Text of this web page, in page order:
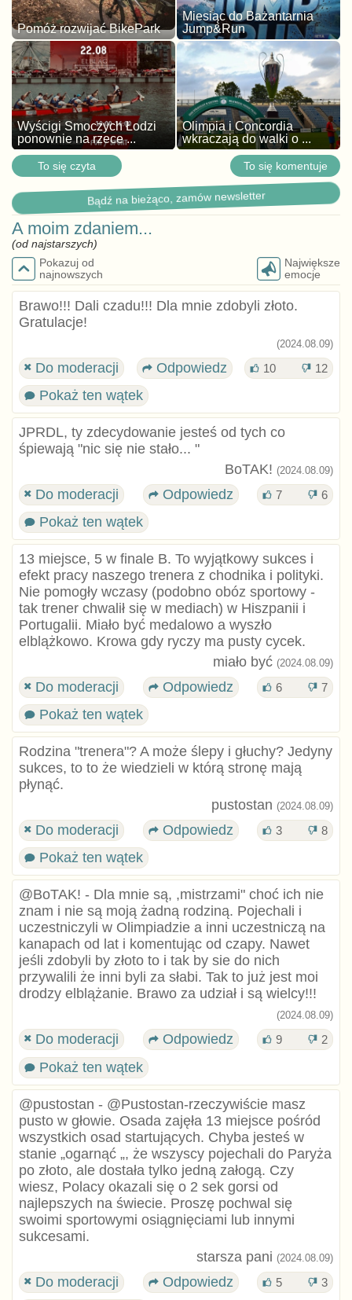
Pomóż rozwijać BikePark
Miesiąc do Bażantarnia
Jump&Run
Wyścigi Smoczych Łodzi
ponownie na rzece ...
Olimpia i Concordia
wkraczają do walki o ...
To się czyta To się komentuje
Bądź na bieżąco, zamów newsletter
A moim zdaniem...
(od najstarszych)
Pokazuj od
najnowszych
Największe
emocje
Brawo!!! Dali czadu!!! Dla mnie zdobyli złoto.
Gratulacje!
(2024.08.09)
Do moderacji Odpowiedz 10 12
Pokaż ten wątek
JPRDL, ty zdecydowanie jesteś od tych co
śpiewają "nic się nie stało... "
BoTAK! (2024.08.09)
Do moderacji Odpowiedz 7 6
Pokaż ten wątek
13 miejsce, 5 w finale B. To wyjątkowy sukces i
efekt pracy naszego trenera z chodnika i polityki.
Nie pomogły wczasy (podobno obóz sportowy -
tak trener chwalił się w mediach) w Hiszpanii i
Portugalii. Miało być medalowo a wyszło
elblążkowo. Krowa gdy ryczy ma pusty cycek.
miało być (2024.08.09)
Do moderacji Odpowiedz 6 7
Pokaż ten wątek
Rodzina "trenera"? A może ślepy i głuchy? Jedyny
sukces, to to że wiedzieli w którą stronę mają
płynąć.
pustostan (2024.08.09)
Do moderacji Odpowiedz 3 8
Pokaż ten wątek
@BoTAK! - Dla mnie są, ,mistrzami" choć ich nie
znam i nie są moją żadną rodziną. Pojechali i
uczestniczyli w Olimpiadzie a inni uczestniczą na
kanapach od lat i komentując od czapy. Nawet
jeśli zdobyli by złoto to i tak by sie do nich
przywalili że inni byli za słabi. Tak to już jest moi
drodzy elblążanie. Brawo za udział i są wielcy!!!
(2024.08.09)
Do moderacji Odpowiedz 9 2
Pokaż ten wątek
@pustostan - @Pustostan-rzeczywiście masz
pusto w głowie. Osada zajęła 13 miejsce pośród
wszystkich osad startujących. Chyba jesteś w
stanie „ogarnąć „, że wszyscy pojechali do Paryża
po złoto, ale dostała tylko jedną załogą. Czy
wiesz, Polacy okazali się o 2 sek gorsi od
najlepszych na świecie. Proszę pochwal się
swoimi sportowymi osiągnięciami lub innymi
sukcesami.
starsza pani (2024.08.09)
Do moderacji Odpowiedz 5 3